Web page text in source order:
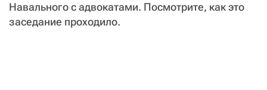
Навального с адвокатами. Посмотрите, как это
заседание проходило.